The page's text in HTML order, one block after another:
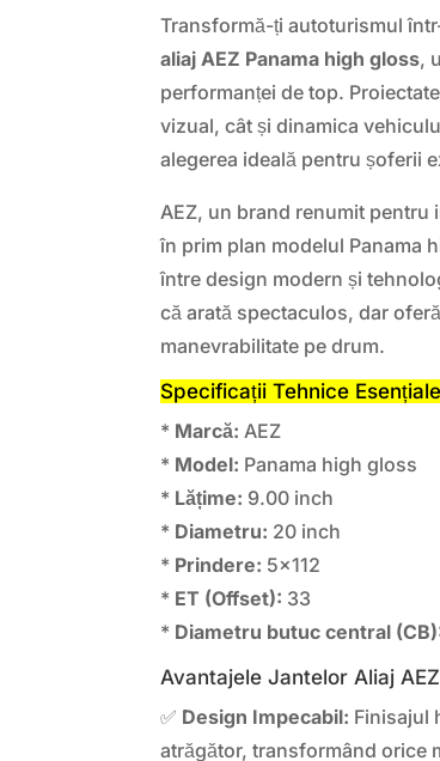
Transformă-ți autoturismul
aliaj AEZ Panama high gloss,
performanței de top.
vizual, cât și dinamica
alegerea ideală pentru șoferii
AEZ, un brand renumit pentru
în prim plan modelul Panama
între design modern și
că arată spectaculos, dar
manevrabilitate pe drum.
Specificații Tehnice
* Marcă: AEZ
* Model: Panama high gloss
* Lățime: 9.00 inch
* Diametru: 20 inch
* Prindere: 5×112
* ET (Offset): 33
* Diametru butuc central
Avantajele Jantelor Aliaj
✅ Design Impecabil: Finisajul
atrăgător, transformând orice